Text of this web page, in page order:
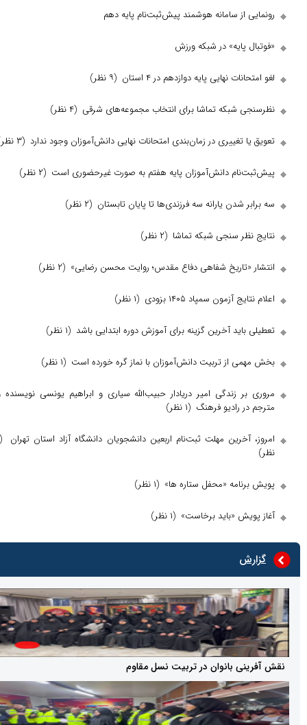
از سامانه هوشمند پیش‌ثبت‌نام پایه دهم
پایه» در شبکه ورزش
نهایی پایه دوازدهم در ۴ استان (۹ نظر)
شبکه تماشا برای انتخاب مجموعه‌های شرقی(۴ نظر)
تغییری در زمان‌بندی امتحانات نهایی دانش‌آموزان وجود ندارد(۳ نظر)
دانش‌آموزان پایه هفتم به صورت غیرحضوری است (۲ نظر)
شدن یارانه سه فرزندی‌ها تا پایان تابستان (۲ نظر)
سنجی شبکه تماشا(۲ نظر)
شفاهی دفاع مقدس؛ روایت محسن رضایی»(۲ نظر)
آزمون سمپاد ۱۴۰۵ بزودی (۱ نظر)
آخرین گزینه برای آموزش دوره ابتدایی باشد(۱ نظر)
از تربیت دانش‌آموزان با نماز گره خورده است (۱ نظر)
زندگی امیر دریادار حبیب‌الله سیاری و ابراهیم یونسی نویسنده و
رادیو فرهنگ(۱ نظر)
مهلت ثبت‌نام اربعین دانشجویان دانشگاه آزاد استان تهران
«محفل ستاره ها»(۱ نظر)
«باید برخاست»(۱ نظر)
بانوان در تربیت نسل مقاوم